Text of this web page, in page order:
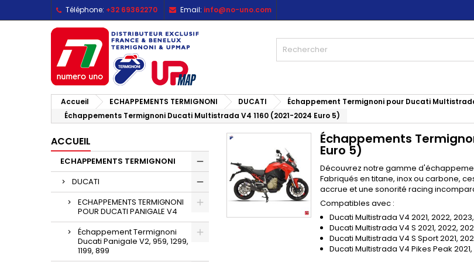
Téléphone: +32 69362270 Email: info@no-uno.com
Accueil ECHAPPEMENTS TERMIGNONI DUCATI
Échappement Termignoni pour Ducati
Échappements Termignoni Ducati Multistrada V4 1160 (2021-2024 Euro 5)
ACCUEIL
ECHAPPEMENTS TERMIGNONI
DUCATI
ECHAPPEMENTS TERMIGNONI
POUR DUCATI PANIGALE V4
Échappement Termignoni
Ducati Panigale V2, 959, 1299,
1199, 899
Échappements
Euro 5)
Découvrez notre gamme
Fabriqués en titane, inox ou carbone,
accrue et une sonorité racing
Compatibles avec :
Ducati Multistrada V4 2021, 2022,
Ducati Multistrada V4 S 2021, 2022,
Ducati Multistrada V4 S Sport 2021,
Ducati Multistrada V4 Pikes Peak
Mes listes d'envies
Créer une nouvelle liste
((modalTitle))
((confirmMessage))
((cancelText))
Créer une liste d'envies
Connexion
Vous devez être connecté pour ajouter des produits à